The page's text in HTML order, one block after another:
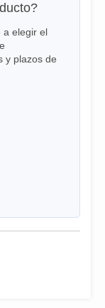
a elegir el
y plazos de